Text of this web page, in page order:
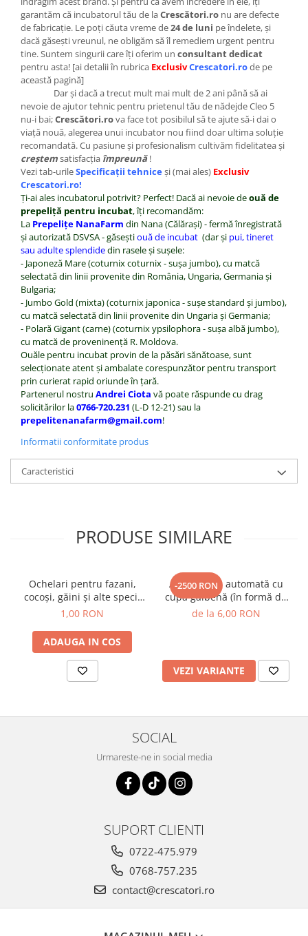
garantăm că incubatorul tău de laCrescători.ro nu are defecte
de fabricaţie. Le poţi căuta vreme de24 de luni pe îndelete, şi
dacă găseşti vreunul, ne obligăm să îl remediem urgent pentru
tine. Suntem singurii care îţi oferim un consultant dedicat
pentru asta! [ai detalii în rubrica ExclusivCrescatori.rode pe
această pagină]
Dar şi dacă a trecut mult mai mult de 2 ani până să ai
nevoie de ajutor tehnic pentru prietenul tău de nădejde Cleo 5
nu-i bai;Crescători.rova face tot posibilul să te ajute să-i dai o
viaţă nouă, alegerea unui incubator nou fiind doar ultima soluţie
recomandată. Cu pasiune şi profesionalism cultivăm fidelitatea şi
creştemsatisfacţia împreună!
Vezi tab-urileSpecificaţii tehniceşi (mai ales) Exclusiv
Crescatori.ro!
Ţi-ai ales incubatorul potrivit? Perfect! Dacă ai nevoie deouă de
prepeliţă pentru incubat, îţi recomandăm:
La Prepeliţe NanaFarm din Nana (Călăraşi) - fermă înregistrată
şi autorizată DSVSA - găseştiouă de incubat (dar şi pui, tineret
sau adulte splendidedin rasele şi suşele:
- Japoneză Mare (coturnix coturnix - suşa jumbo), cu matcă
selectată din linii provenite din România, Ungaria, Germania şi
Bulgaria;
- Jumbo Gold (mixta) (coturnix japonica - suşe standard şi jumbo),
cu matcă selectată din linii provenite din Ungaria şi Germania;
- Polară Gigant (carne) (coturnix ypsilophora - suşa albă jumbo),
cu matcă de proveninenţă R. Moldova.
Ouăle pentru incubat provin de la păsări sănătoase, sunt
selecţionate atent şi ambalate corespunzător pentru transport
prin curierat rapid oriunde în ţară.
Partenerul nostru Andrei Ciota vă poate răspunde cu drag
solicitărilor la0766-720.231 (L-D 12-21) sau la
prepelitenanafarm@gmail.com!
Informatii conformitate produs
Caracteristici
PRODUSE SIMILARE
Ochelari pentru fazani,
cocoşi, găini şi alte specii
de talie medie
1,00 RON
ADAUGA IN COS
-2500 RON
Adăpătoare automată cu
cupă galbenă (în formă de
banană)
de la 6,00 RON
VEZI VARIANTE
SOCIAL
Urmareste-ne in social media
SUPORT CLIENTI
0722-475.979
0768-757.235
contact@crescatori.ro